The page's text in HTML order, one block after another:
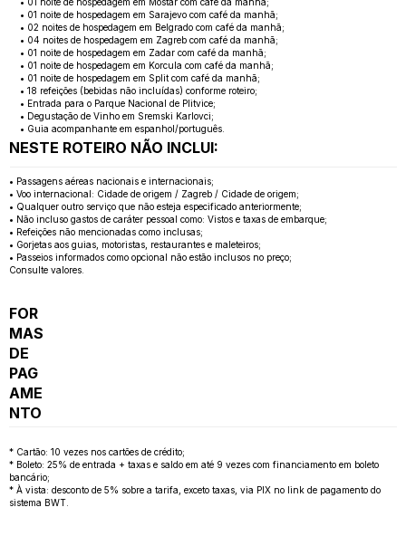
• 01 noite de hospedagem em Sarajevo com café da manhã;
• 02 noites de hospedagem em Belgrado com café da manhã;
• 04 noites de hospedagem em Zagreb com café da manhã;
• 01 noite de hospedagem em Zadar com café da manhã;
• 01 noite de hospedagem em Korcula com café da manhã;
• 01 noite de hospedagem em Split com café da manhã;
• 18 refeições (bebidas não incluídas) conforme roteiro;
• Entrada para o Parque Nacional de Plitvice;
• Degustação de Vinho em Sremski Karlovci;
• Guia acompanhante em espanhol/português.
NESTE ROTEIRO NÃO INCLUI:
• Passagens aéreas nacionais e internacionais;
• Voo internacional: Cidade de origem / Zagreb / Cidade de origem;
• Qualquer outro serviço que não esteja especificado anteriormente;
• Não incluso gastos de caráter pessoal como: Vistos e taxas de embarque;
• Refeições não mencionadas como inclusas;
• Gorjetas aos guias, motoristas, restaurantes e maleteiros;
• Passeios informados como opcional não estão inclusos no preço;
Consulte valores.
FOR
MAS
DE
PAG
AME
NTO
* Cartão: 10 vezes nos cartões de crédito;
* Boleto: 25% de entrada + taxas e saldo em até 9 vezes com financiamento em boleto
bancário;
* À vista: desconto de 5% sobre a tarifa, exceto taxas, via PIX no link de pagamento do
sistema BWT.